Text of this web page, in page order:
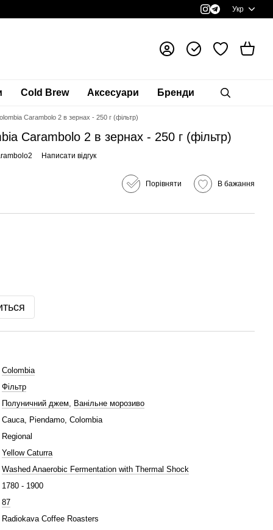
Укр
Cold Brew Аксесуари Бренди
Carambolo 2 в зернах - 250 г (фільтр)
Carambolo 2 в зернах - 250 г (фільтр)
Написати відгук
Порівняти В бажання
Colombia
Фільтр
Полуничний джем, Ванільне морозиво
Cauca, Piendamo, Colombia
Regional
Yellow Caturra
Washed Anaerobic Fermentation with Thermal Shock
1780 - 1900
87
Radiokava Coffee Roasters